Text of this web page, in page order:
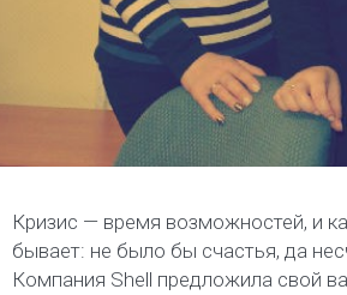
Кризис — время возможностей, и
бывает: не было бы счастья, да
Компания Shell предложила свой